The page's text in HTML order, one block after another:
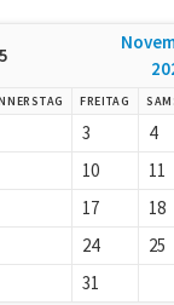
FREITAG
3
4
10
11
17
18
24
25
31